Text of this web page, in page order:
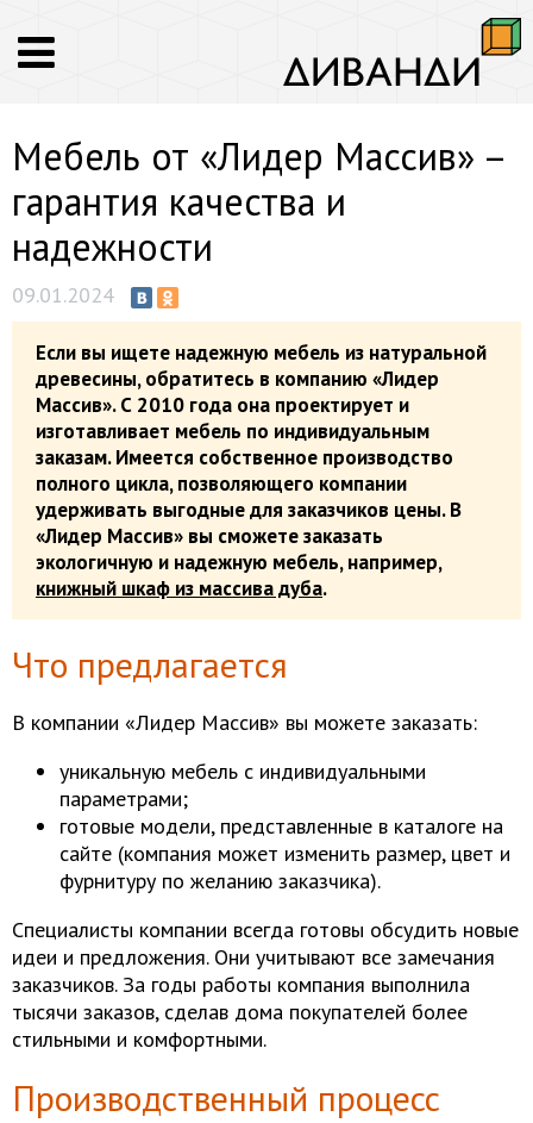
Мебель от «Лидер Массив» –
гарантия качества и
надежности
09.01.2024
Если вы ищете надежную мебель из натуральной
древесины, обратитесь в компанию «Лидер
Массив». С 2010 года она проектирует и
изготавливает мебель по индивидуальным
заказам. Имеется собственное производство
полного цикла, позволяющего компании
удерживать выгодные для заказчиков цены. В
«Лидер Массив» вы сможете заказать
экологичную и надежную мебель, например,
книжный шкаф из массива дуба.
Что предлагается
В компании «Лидер Массив» вы можете заказать:
уникальную мебель с индивидуальными
параметрами;
готовые модели, представленные в каталоге на
сайте (компания может изменить размер, цвет и
фурнитуру по желанию заказчика).
Специалисты компании всегда готовы обсудить новые
идеи и предложения. Они учитывают все замечания
заказчиков. За годы работы компания выполнила
тысячи заказов, сделав дома покупателей более
стильными и комфортными.
Производственный процесс